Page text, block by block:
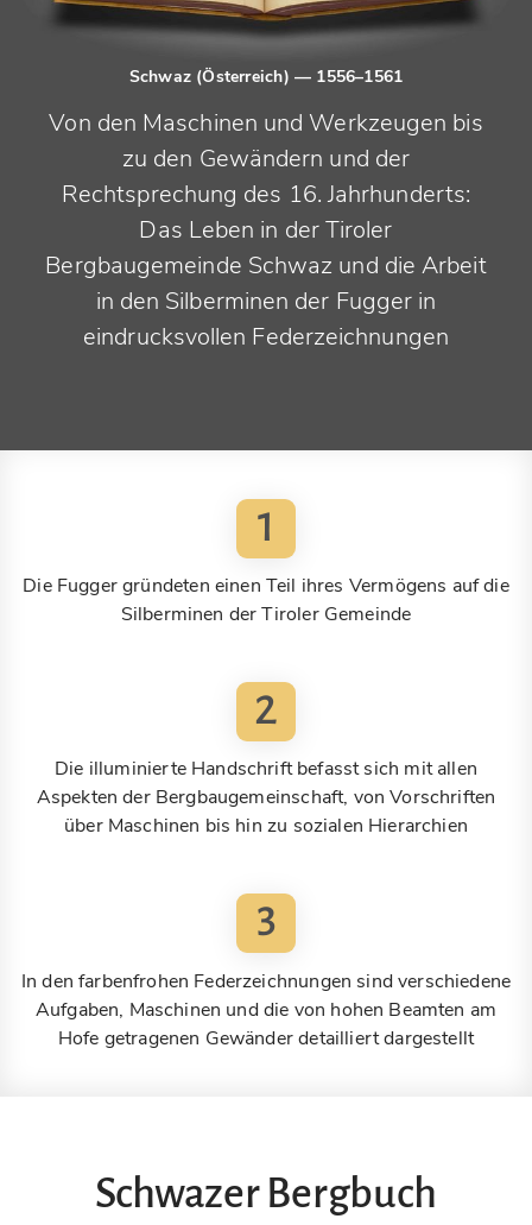
Schwaz (Österreich) — 1556–1561
Von den Maschinen und Werkzeugen bis
zu den Gewändern und der
Rechtsprechung des 16. Jahrhunderts:
Das Leben in der Tiroler
Bergbaugemeinde Schwaz und die Arbeit
in den Silberminen der Fugger in
eindrucksvollen Federzeichnungen
1
Die Fugger gründeten einen Teil ihres Vermögens auf die
Silberminen der Tiroler Gemeinde
2
Die illuminierte Handschrift befasst sich mit allen
Aspekten der Bergbaugemeinschaft, von Vorschriften
über Maschinen bis hin zu sozialen Hierarchien
3
In den farbenfrohen Federzeichnungen sind verschiedene
Aufgaben, Maschinen und die von hohen Beamten am
Hofe getragenen Gewänder detailliert dargestellt
Schwazer Bergbuch